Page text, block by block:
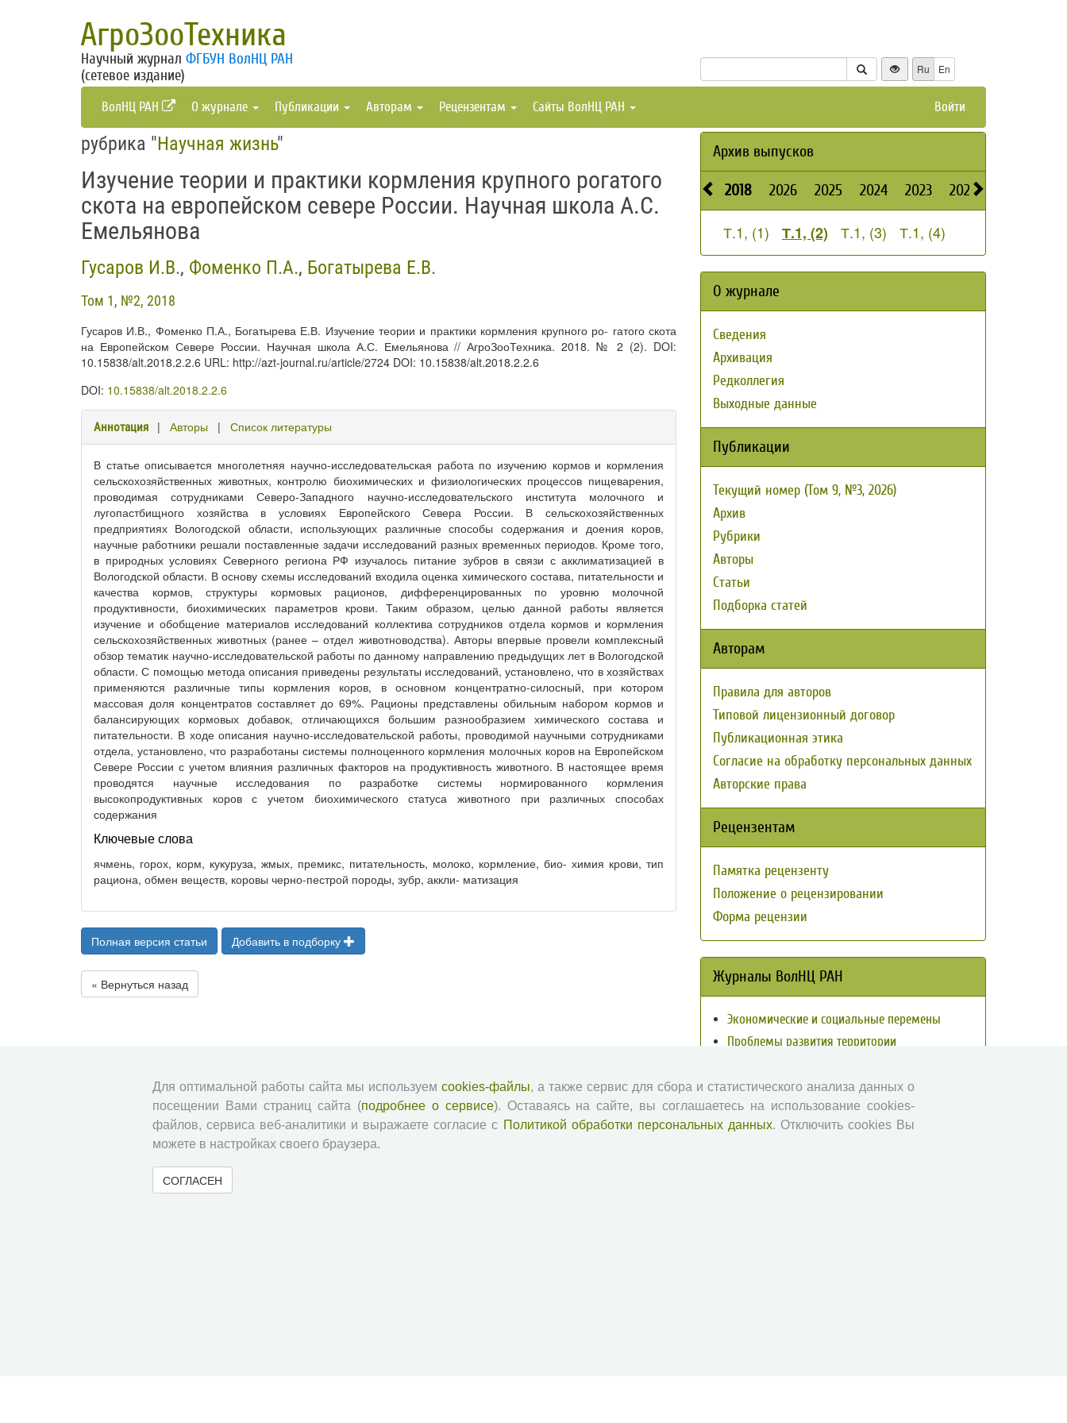
АгроЗооТехника
Научный журнал ФГБУН ВолНЦ РАН
(сетевое издание)
Ru En
ВолНЦ РАН О журнале Публикации Авторам Рецензентам Сайты ВолНЦ РАН Войти
рубрика "Научная жизнь"
Изучение теории и практики кормления крупного рогатого
скота на европейском севере России. Научная школа А.С.
Емельянова
Гусаров И.В., Фоменко П.А., Богатырева Е.В.
Том 1, №2, 2018
Гусаров И.В., Фоменко П.А., Богатырева Е.В. Изучение теории и практики кормления крупного ро- гатого скота
на Европейском Севере России. Научная школа А.С. Емельянова // АгроЗооТехника. 2018. № 2 (2). DOI:
10.15838/alt.2018.2.2.6 URL: http://azt-journal.ru/article/2724 DOI: 10.15838/alt.2018.2.2.6
DOI: 10.15838/alt.2018.2.2.6
Аннотация | Авторы | Список литературы
В статье описывается многолетняя научно-исследовательская работа по изучению кормов и кормления
сельскохозяйственных животных, контролю биохимических и физиологических процессов пищеварения,
проводимая сотрудниками Северо-Западного научно-исследовательского института молочного и
лугопастбищного хозяйства в условиях Европейского Севера России. В сельскохозяйственных
предприятиях Вологодской области, использующих различные способы содержания и доения коров,
научные работники решали поставленные задачи исследований разных временных периодов. Кроме того,
в природных условиях Северного региона РФ изучалось питание зубров в связи с акклиматизацией в
Вологодской области. В основу схемы исследований входила оценка химического состава, питательности и
качества кормов, структуры кормовых рационов, дифференцированных по уровню молочной
продуктивности, биохимических параметров крови. Таким образом, целью данной работы является
изучение и обобщение материалов исследований коллектива сотрудников отдела кормов и кормления
сельскохозяйственных животных (ранее – отдел животноводства). Авторы впервые провели комплексный
обзор тематик научно-исследовательской работы по данному направлению предыдущих лет в Вологодской
области. С помощью метода описания приведены результаты исследований, установлено, что в хозяйствах
применяются различные типы кормления коров, в основном концентратно-силосный, при котором
массовая доля концентратов составляет до 69%. Рационы представлены обильным набором кормов и
балансирующих кормовых добавок, отличающихся большим разнообразием химического состава и
питательности. В ходе описания научно-исследовательской работы, проводимой научными сотрудниками
отдела, установлено, что разработаны системы полноценного кормления молочных коров на Европейском
Севере России с учетом влияния различных факторов на продуктивность животного. В настоящее время
проводятся научные исследования по разработке системы нормированного кормления
высокопродуктивных коров с учетом биохимического статуса животного при различных способах
содержания
Ключевые слова
ячмень, горох, корм, кукуруза, жмых, премикс, питательность, молоко, кормление, био- химия крови, тип
рациона, обмен веществ, коровы черно-пестрой породы, зубр, аккли- матизация
Полная версия статьи Добавить в подборку
« Вернуться назад
Архив выпусков
2018 2026 2025 2024 2023 2022
Т.1, (1) Т.1, (2) Т.1, (3) Т.1, (4)
О журнале
Сведения
Архивация
Редколлегия
Выходные данные
Публикации
Текущий номер (Том 9, №3, 2026)
Архив
Рубрики
Авторы
Статьи
Подборка статей
Авторам
Правила для авторов
Типовой лицензионный договор
Публикационная этика
Согласие на обработку персональных данных
Авторские права
Рецензентам
Памятка рецензенту
Положение о рецензировании
Форма рецензии
Журналы ВолНЦ РАН
Экономические и социальные перемены
Проблемы развития территории
Социальное пространство
Юный экономист
АгроЗооТехника
Для оптимальной работы сайта мы используем cookies-файлы, а также сервис для сбора и статистического анализа данных о
посещении Вами страниц сайта (подробнее о сервисе). Оставаясь на сайте, вы соглашаетесь на использование cookies-
файлов, сервиса веб-аналитики и выражаете согласие с Политикой обработки персональных данных. Отключить cookies Вы
можете в настройках своего браузера.
СОГЛАСЕН